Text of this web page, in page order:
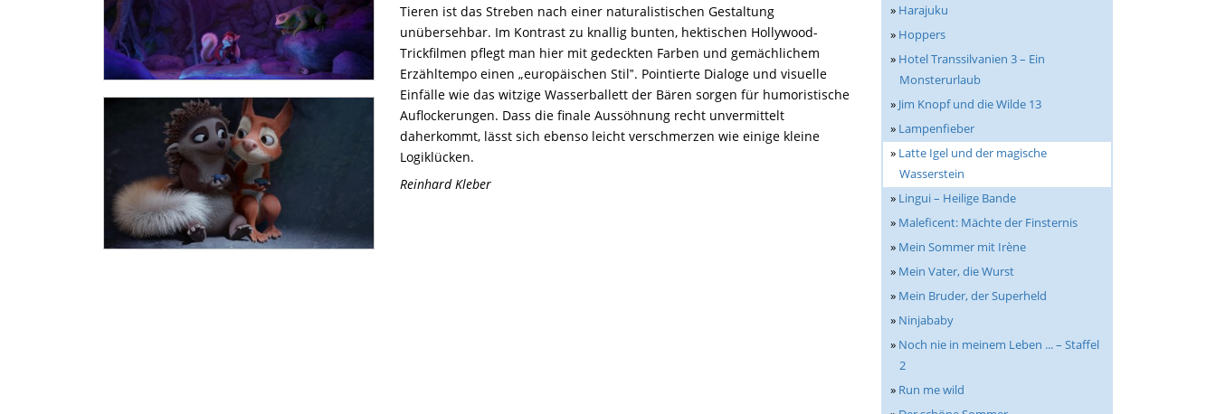
Tieren ist das Streben nach einer naturalistischen Gestaltung
unübersehbar. Im Kontrast zu knallig bunten, hektischen Hollywood-
Trickfilmen pflegt man hier mit gedeckten Farben und gemächlichem
Erzähltempo einen „europäischen Stil‟. Pointierte Dialoge und visuelle
Einfälle wie das witzige Wasserballett der Bären sorgen für humoristische
Auflockerungen. Dass die finale Aussöhnung recht unvermittelt
daherkommt, lässt sich ebenso leicht verschmerzen wie einige kleine
Logiklücken.
Reinhard Kleber
» Harajuku
» Hoppers
» Hotel Transsilvanien 3 – Ein
Monsterurlaub
» Jim Knopf und die Wilde 13
» Lampenfieber
» Latte Igel und der magische
Wasserstein
» Lingui – Heilige Bande
» Maleficent: Mächte der Finsternis
» Mein Sommer mit Irène
» Mein Vater, die Wurst
» Mein Bruder, der Superheld
» Ninjababy
» Noch nie in meinem Leben ... – Staffel
2
» Run me wild